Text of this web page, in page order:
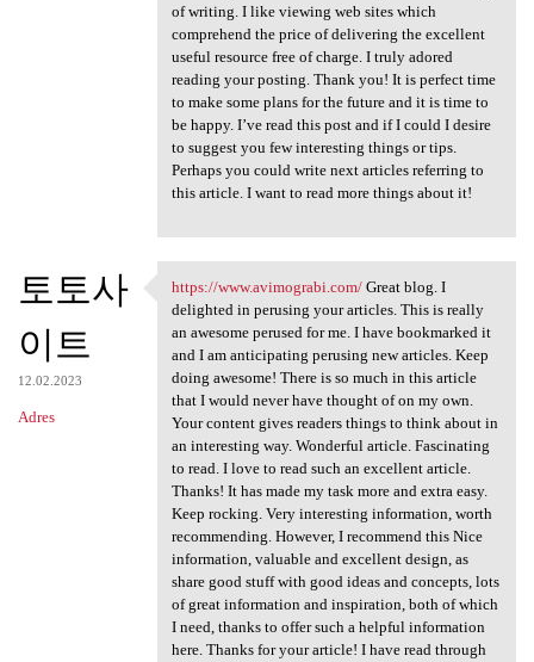
of writing. I like viewing web sites which
comprehend the price of delivering the excellent
useful resource free of charge. I truly adored
reading your posting. Thank you! It is perfect time
to make some plans for the future and it is time to
be happy. I’ve read this post and if I could I desire
to suggest you few interesting things or tips.
Perhaps you could write next articles referring to
this article. I want to read more things about it!
토토사
이트
12.02.2023
Adres
https://www.avimograbi.com/
https://www.avimograbi.com/Great blog. I
delighted in perusing your articles. This is really
an awesome perused for me. I have bookmarked it
and I am anticipating perusing new articles. Keep
doing awesome! There is so much in this article
that I would never have thought of on my own.
Your content gives readers things to think about in
an interesting way. Wonderful article. Fascinating
to read. I love to read such an excellent article.
Thanks! It has made my task more and extra easy.
Keep rocking. Very interesting information, worth
recommending. However, I recommend this Nice
information, valuable and excellent design, as
share good stuff with good ideas and concepts, lots
of great information and inspiration, both of which
I need, thanks to offer such a helpful information
here. Thanks for your article! I have read through